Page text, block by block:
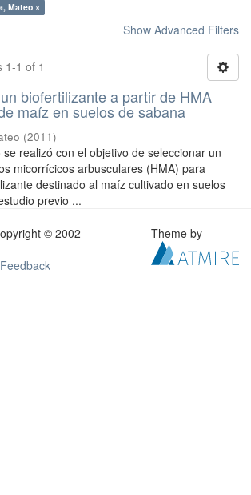
Mateo ×
Show Advanced Filters
1-1 of 1
biofertilizante a partir de HMA
maíz en suelos de sabana
(2011)
realizó con el objetivo de seleccionar un
micorrícicos arbusculares (HMA) para
destinado al maíz cultivado en suelos
previo ...
© 2002-
Theme by